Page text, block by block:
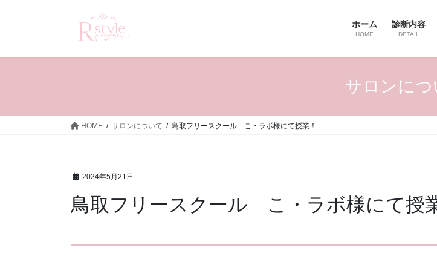
ホーム
HOME
診断内容
DETAIL
サロンにつ
HOME サロンについて 鳥取フリースクール こ・ラボ様にて授業！
2024年5月21日
鳥取フリースクール こ・ラボ様にて授